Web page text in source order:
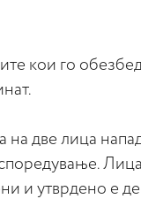
кои го
на две лица
и утврдено е